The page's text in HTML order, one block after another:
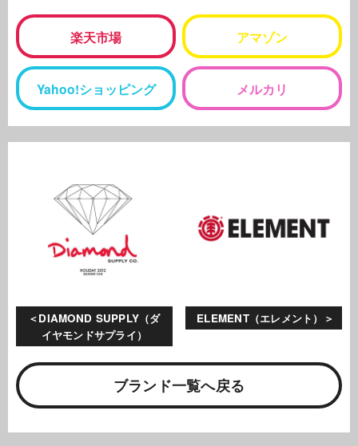
楽天市場 アマゾン
Yahoo!ショッピング メルカリ
ELEMENT（エレメント）
DIAMOND SUPPLY（ダ
イヤモンドサプライ）
ブランド一覧へ戻る